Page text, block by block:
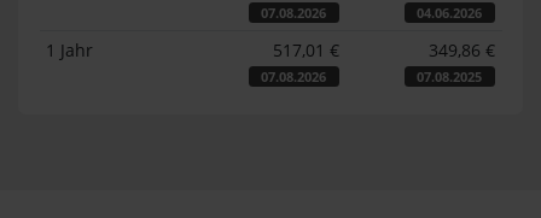
07.08.2026 04.06.2026
1 Jahr 517,01 €
07.08.2026
349,86 €
07.08.2025